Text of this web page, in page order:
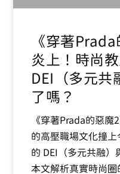
《穿著
炎上！時尚
DEI（多元共
了嗎？
《穿著Prada的惡魔
的高壓職場文化撞
的 DEI（多元共融）
本文解析真實時尚